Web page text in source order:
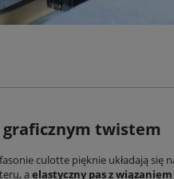
graficznym twistem
culotte pięknie układają się
a elastyczny pas z wiązaniem